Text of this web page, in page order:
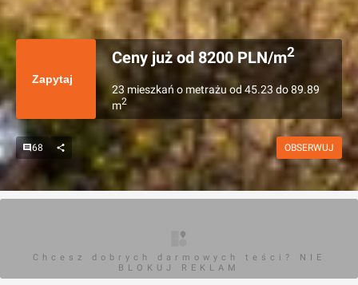
Zapytaj
Ceny już od 8200 PLN/m2
23 mieszkań o metrażu od 45.23 do89.89
m2
68 OBSERWUJ
Chcesz dobrych darmowych teści? NIE
BLOKUJ REKLAM